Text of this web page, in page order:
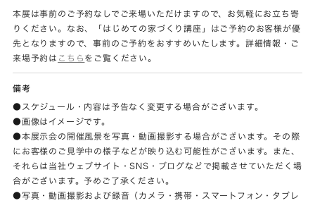
本展は事前のご予約なしでご来場いただけますので、お気軽にお立ち寄
りください。なお、「はじめての家づくり講座」はご予約のお客様が優
先となりますので、事前のご予約をおすすめいたします。詳細情報・ご
来場予約は こちら をご覧ください。
備考
●スケジュール・内容は予告なく変更する場合がございます。
●画像はイメージです。
●本展示会の開催風景を写真・動画撮影する場合がございます。その際
にお客様のご見学中の様子などが映り込む可能性がございます。また、
それらは当社ウェブサイト・SNS・ブログなどで掲載させていただく場
合がございます。予めご了承ください。
●写真・動画撮影および録音（カメラ・携帯・スマートフォン・タブレ